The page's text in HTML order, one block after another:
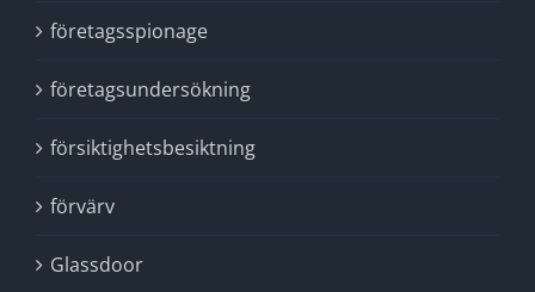
företagsspionage
företagsundersökning
försiktighetsbesiktning
förvärv
Glassdoor